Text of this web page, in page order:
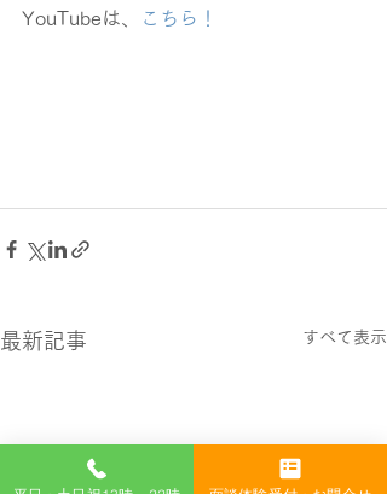
YouTubeは、
こちら！
最新記事 すべて表示